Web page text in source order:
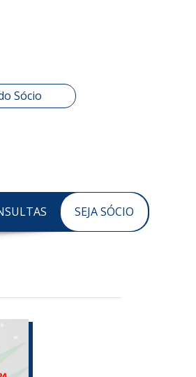
Sócio
SEJA SÓCIO